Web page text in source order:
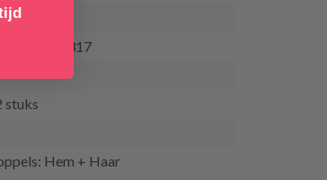
stuks
Hem + Haar